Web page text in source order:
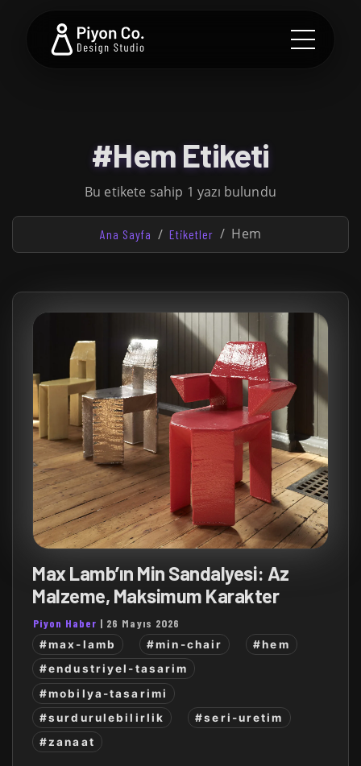
#Hem Etiketi
Bu etikete sahip 1 yazı bulundu
Ana Sayfa Etiketler Hem
Max Lamb’ın Min Sandalyesi: Az
Malzeme, Maksimum Karakter
Piyon Haber | 26 Mayıs 2026
#max-lamb #min-chair
#hem
#endustriyel-tasarim
#mobilya-tasarimi
#surdurulebilirlik
#seri-uretim
#zanaat